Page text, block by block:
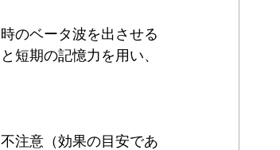
のベータ波を出させる
短期の記憶力を用い、
注意（効果の目安であ